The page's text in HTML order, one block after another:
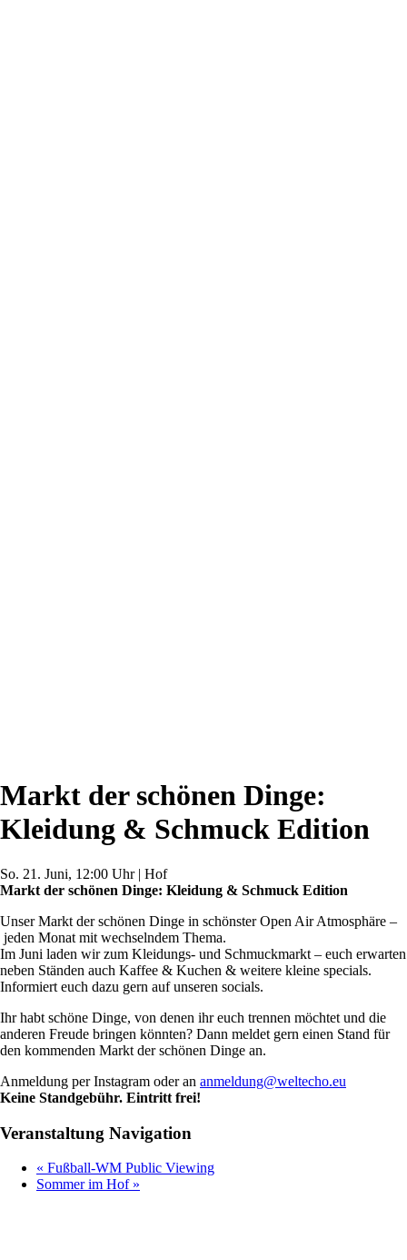
Markt der schönen Dinge:
Kleidung & Schmuck Edition
So. 21. Juni, 12:00 Uhr | Hof
Markt der schönen Dinge: Kleidung & Schmuck Edition
Unser Markt der schönen Dinge in schönster Open Air Atmosphäre –
jeden Monat mit wechselndem Thema.
Im Juni laden wir zum Kleidungs- und Schmuckmarkt – euch erwarten
neben Ständen auch Kaffee & Kuchen & weitere kleine specials.
Informiert euch dazu gern auf unseren socials.
Ihr habt schöne Dinge, von denen ihr euch trennen möchtet und die
anderen Freude bringen könnten? Dann meldet gern einen Stand für
den kommenden Markt der schönen Dinge an.
Anmeldung per Instagram oder an anmeldung@weltecho.eu
Keine Standgebühr. Eintritt frei!
Veranstaltung Navigation
« Fußball-WM Public Viewing
Sommer im Hof »